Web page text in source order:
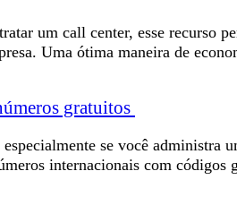
um call center, esse recurso
Uma ótima maneira de
gratuitos
se você
internacionais com códigos